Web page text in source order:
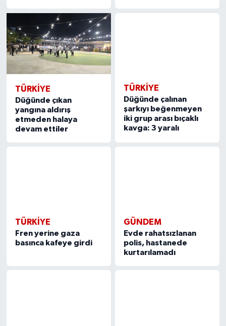
TÜRKIYE
Düğünde çıkan
yangına aldırış
etmeden halaya
devam ettiler
TÜRKIYE
Düğünde çalınan
şarkıyı beğenmeyen
iki grup arası bıçaklı
kavga: 3 yaralı
TÜRKIYE
Fren yerine gaza
basınca kafeye girdi
GÜNDEM
Evde rahatsızlanan
polis, hastanede
kurtarılamadı